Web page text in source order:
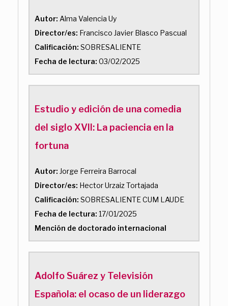
Autor: Alma Valencia Uy
Director/es: Francisco Javier Blasco Pascual
Calificación: SOBRESALIENTE
Fecha de lectura: 03/02/2025
Estudio y edición de una comedia
del siglo XVII: La paciencia en la
fortuna
Autor: Jorge Ferreira Barrocal
Director/es: Hector Urzaiz Tortajada
Calificación: SOBRESALIENTE CUM LAUDE
Fecha de lectura: 17/01/2025
Mención de doctorado internacional
Adolfo Suárez y Televisión
Española: el ocaso de un liderazgo